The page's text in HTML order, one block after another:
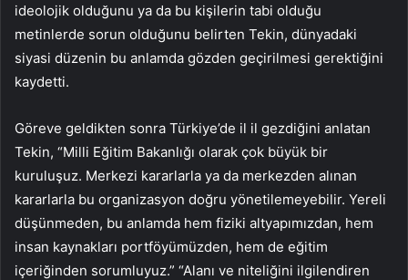
ideolojik olduğunu ya da bu kişilerin tabi olduğu
metinlerde sorun olduğunu belirten Tekin, dünyadaki
siyasi düzenin bu anlamda gözden geçirilmesi gerektiğini
kaydetti.
Göreve geldikten sonra Türkiye’de il il gezdiğini anlatan
Tekin, “Milli Eğitim Bakanlığı olarak çok büyük bir
kuruluşuz. Merkezi kararlarla ya da merkezden alınan
kararlarla bu organizasyon doğru yönetilemeyebilir. Yereli
düşünmeden, bu anlamda hem fiziki altyapımızdan, hem
insan kaynakları portföyümüzden, hem de eğitim
içeriğinden sorumluyuz.” “Alanı ve niteliğini ilgilendiren